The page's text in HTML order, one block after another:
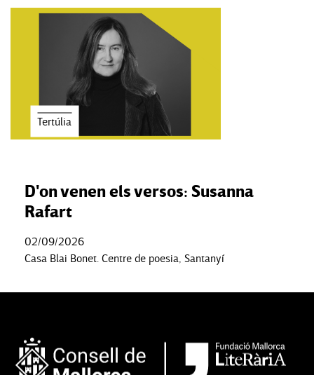
Tertúlia
D'on venen els versos: Susanna
Rafart
02/09/2026
Casa Blai Bonet. Centre de poesia, Santanyí